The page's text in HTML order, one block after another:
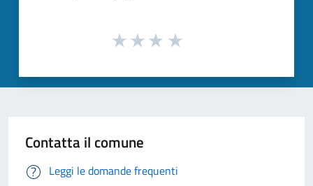
Contatta il comune
Leggi le domande frequenti